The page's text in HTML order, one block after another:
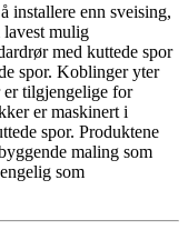
installere enn sveising,
lavest mulig
med kuttede spor
spor. Koblinger yter
tilgjengelige for
er maskinert i
spor. Produktene
maling som
som